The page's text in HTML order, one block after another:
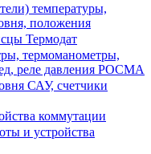
температуры,
положения
Термодат
термоманометры,
реле давления РОСМА
САУ, счетчики
коммутации
и устройства